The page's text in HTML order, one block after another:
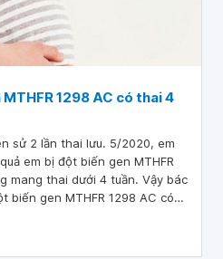
1298 AC có thai 4
sử 2 lần thai lưu. 5/2020, em
em bị đột biến gen MTHFR
mang thai dưới 4 tuần. Vậy bác
biến gen MTHFR 1298 AC có